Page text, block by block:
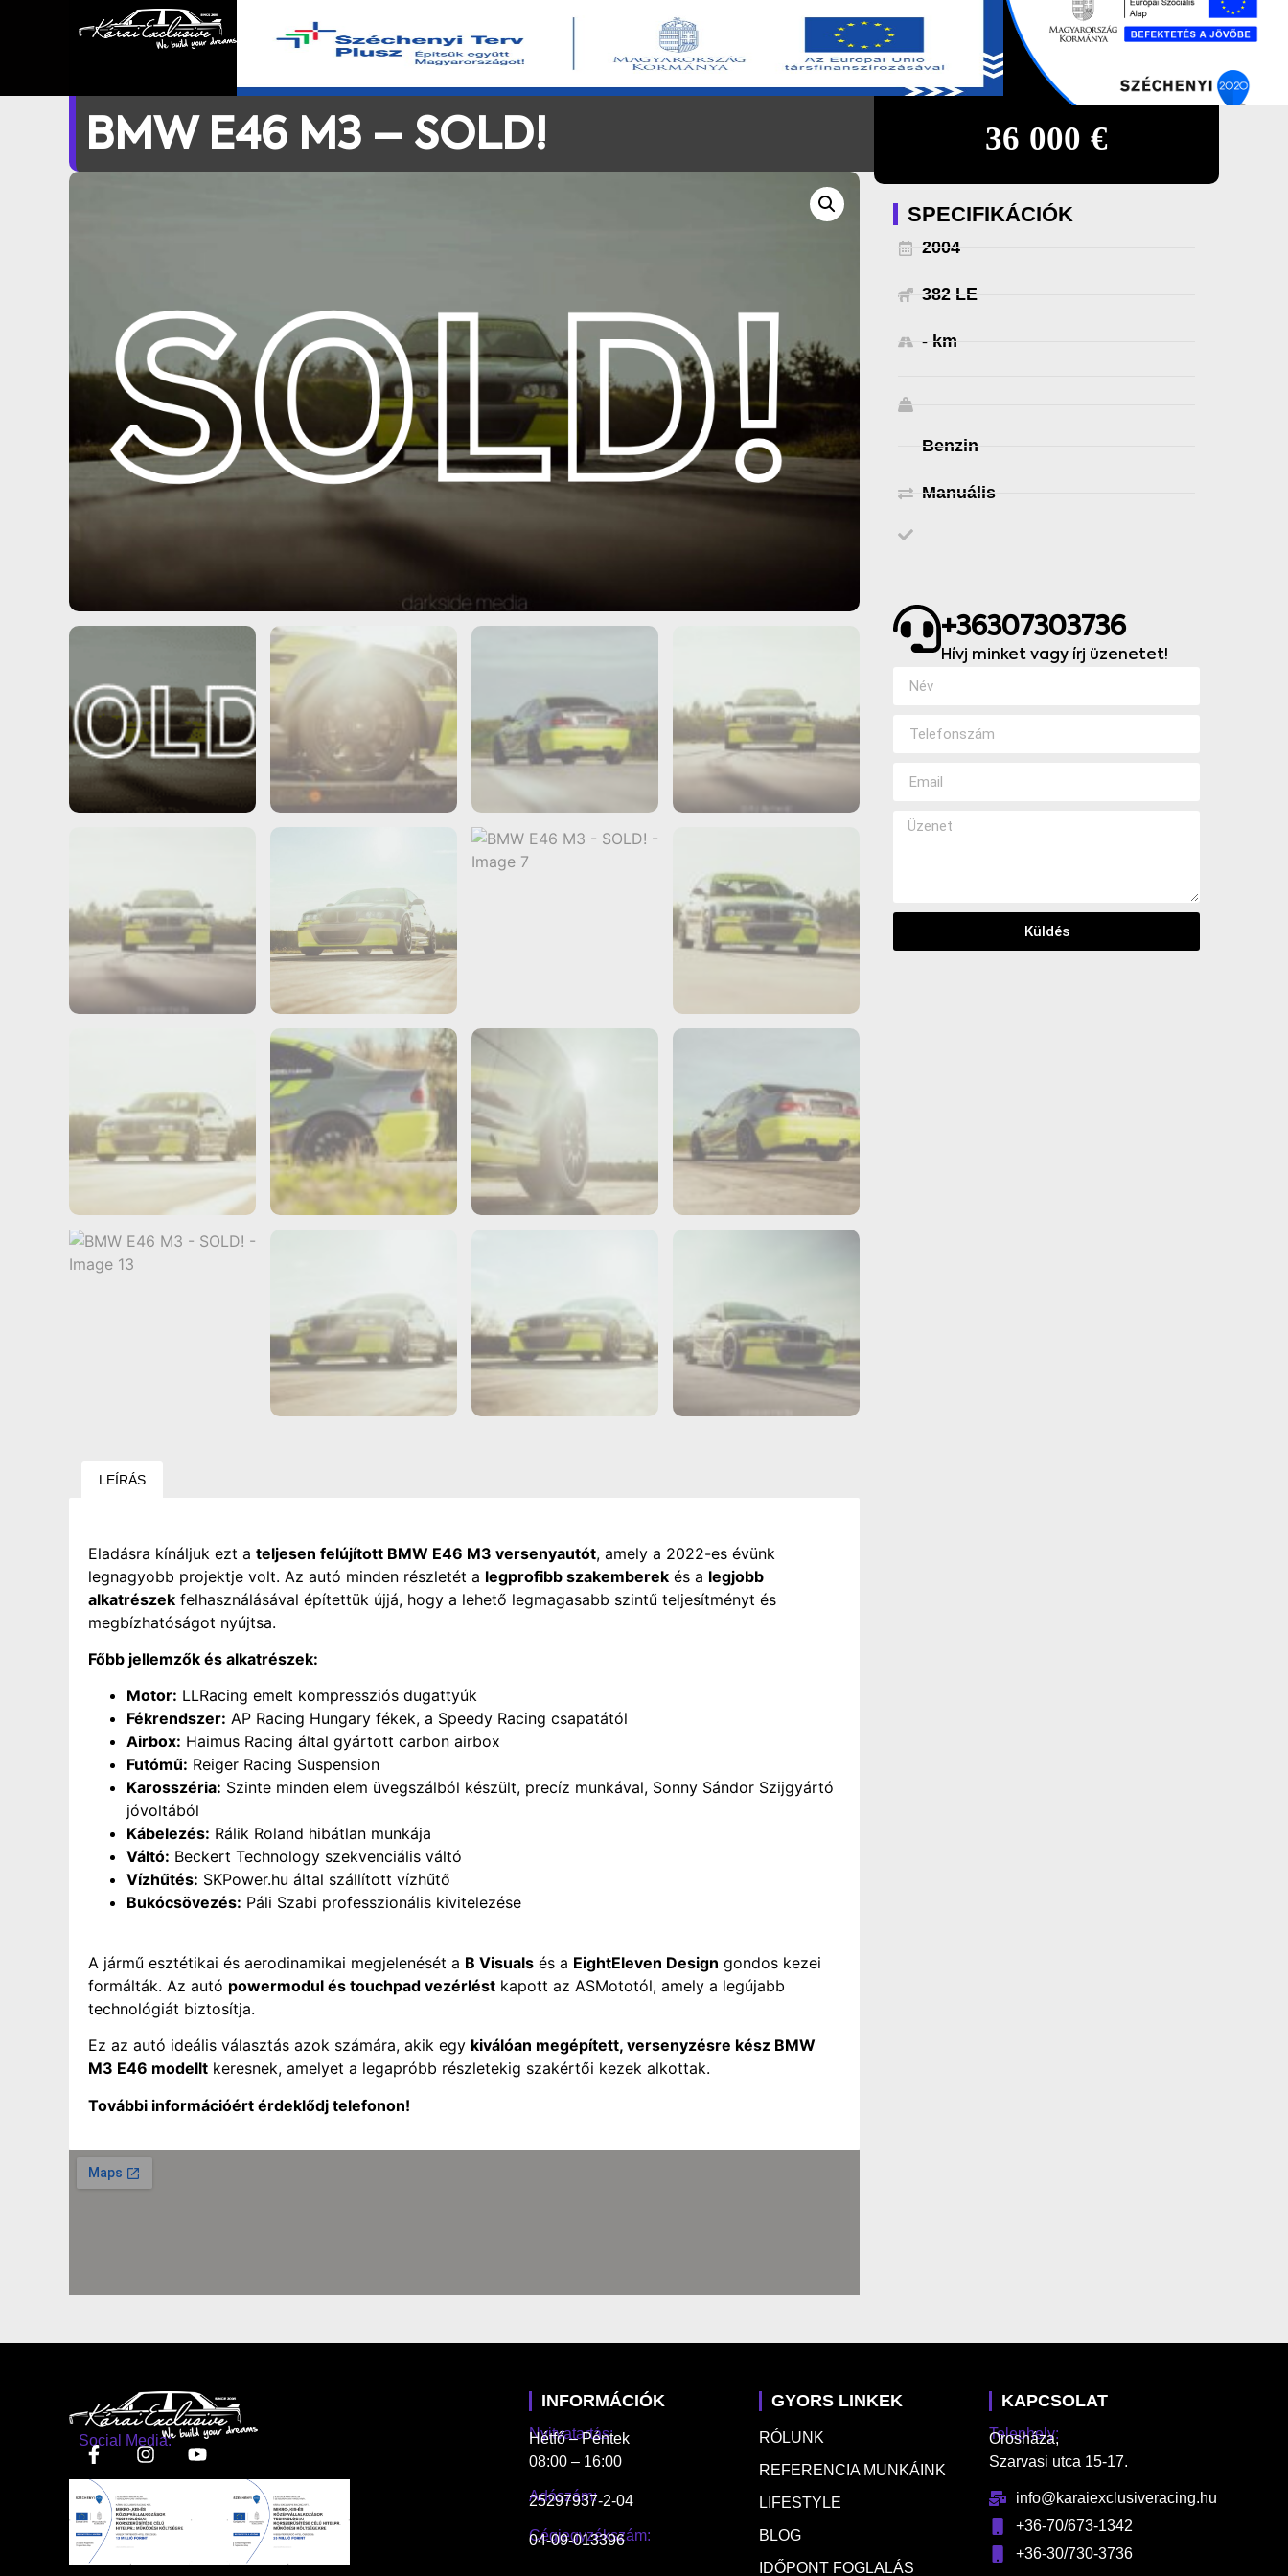
HU
BMW E46 M3 – SOLD!
LEÍRÁS
Eladásra kínáljuk ezt a teljesen felújított BMW E46 M3 versenyautót, amely a 2022-es évünk
legnagyobb projektje volt. Az autó minden részletét a legprofibb szakemberek és a legjobb
alkatrészek felhasználásával építettük újjá, hogy a lehető legmagasabb szintű teljesítményt és
megbízhatóságot nyújtsa.
Főbb jellemzők és alkatrészek:
Motor: LLRacing emelt kompressziós dugattyúk
Fékrendszer: AP Racing Hungary fékek, a Speedy Racing csapatától
Airbox: Haimus Racing által gyártott carbon airbox
Futómű: Reiger Racing Suspension
Karosszéria: Szinte minden elem üvegszálból készült, precíz munkával, Sonny Sándor Szijgyártó
jóvoltából
Kábelezés: Rálik Roland hibátlan munkája
Váltó: Beckert Technology szekvenciális váltó
Vízhűtés: SKPower.hu által szállított vízhűtő
Bukócsövezés: Páli Szabi professzionális kivitelezése
A jármű esztétikai és aerodinamikai megjelenését a B Visuals és a EightEleven Design gondos kezei
formálták. Az autó powermodul és touchpad vezérlést kapott az ASMototól, amely a legújabb
technológiát biztosítja.
Ez az autó ideális választás azok számára, akik egy kiválóan megépített, versenyzésre kész BMW
M3 E46 modellt keresnek, amelyet a legapróbb részletekig szakértői kezek alkottak.
További információért érdeklődj telefonon!
36 000 €
SPECIFIKÁCIÓK
2004
382 LE
- km
Benzin
Manuális
+36307303736
Hívj minket vagy írj üzenetet!
Küldés
Social Media:
INFORMÁCIÓK
Nyitvatartás:
Hétfő – Péntek
08:00 – 16:00
Adószám:
25297937-2-04
Cégjegyzékszám:
04-09-013396
GYORS LINKEK
RÓLUNK
REFERENCIA MUNKÁINK
LIFESTYLE
BLOG
IDŐPONT FOGLALÁS
KAPCSOLAT
Telephely:
Orosháza,
Szarvasi utca 15-17.
info@karaiexclusiveracing.hu
+36-70/673-1342
+36-30/730-3736